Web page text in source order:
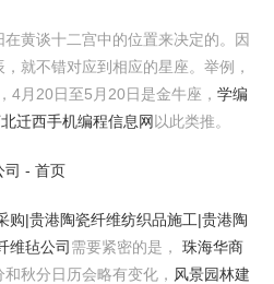
黄谈十二宫中的位置来决定的。因
就不错对应到相应的星座。举例，
4月20日至5月20日是金牛座， 学编
迁西手机编程信息网 以此类推。
司 - 首页
购|贵港陶瓷纤维纺织品施工|贵港陶
维毡公司 需要紧密的是， 珠海华商
秋分日历会略有变化， 风景园林建